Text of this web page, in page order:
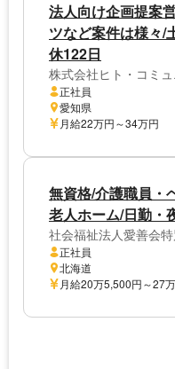
法人向け企画提案
ツなど案件は様々/
休122日
株式会社ヒト・コミ
正社員
愛知県
月給22万円～34万円
無資格/介護職員・
老人ホーム/日勤・
社会福祉法人愛善会
正社員
北海道
月給20万5,500円～27